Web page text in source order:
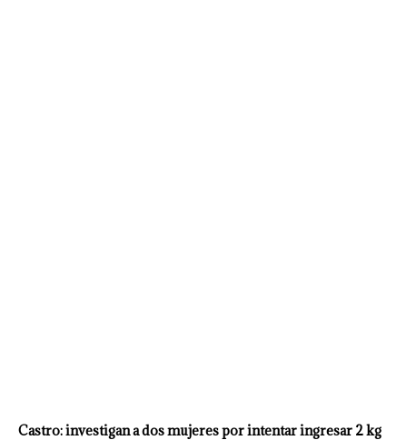
Castro: investigan a dos mujeres por intentar ingresar 2 kg